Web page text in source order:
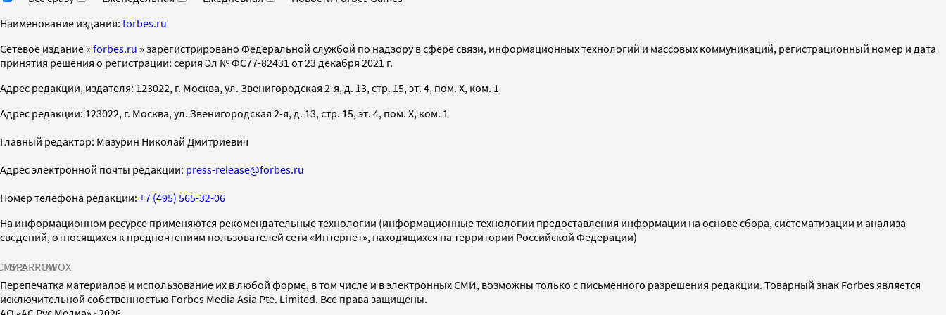
Наименование издания: forbes.ru
Cетевое издание « forbes.ru » зарегистрировано Федеральной службой по надзору в сфере связи, информационных технологий и массовых коммуникаций, регистрационный номер и дата
принятия решения о регистрации: серия Эл № ФС77-82431 от 23 декабря 2021 г.
Адрес редакции, издателя: 123022, г. Москва, ул. Звенигородская 2-я, д. 13, стр. 15, эт. 4, пом. X, ком. 1
Адрес редакции: 123022, г. Москва, ул. Звенигородская 2-я, д. 13, стр. 15, эт. 4, пом. X, ком. 1
Главный редактор: Мазурин Николай Дмитриевич
Адрес электронной почты редакции: press-release@forbes.ru
Номер телефона редакции: +7 (495) 565-32-06
На информационном ресурсе применяются рекомендательные технологии (информационные технологии предоставления информации на основе сбора, систематизации и анализа
сведений, относящихся к предпочтениям пользователей сети «Интернет», находящихся на территории Российской Федерации)
SPARROWINFOX
Перепечатка материалов и использование их в любой форме, в том числе и в электронных СМИ, возможны только с письменного разрешения редакции. Товарный знак Forbes является
исключительной собственностью Forbes Media Asia Pte. Limited. Все права защищены.